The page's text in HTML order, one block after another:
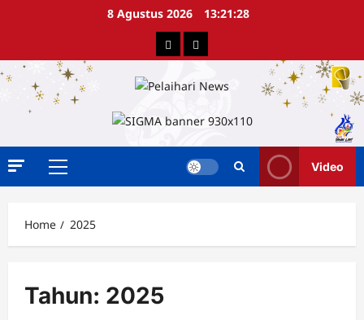
8 Agustus 2026 13:21:28
Berita Advertorial
Primary
Video
Home 2025
Tahun: 2025